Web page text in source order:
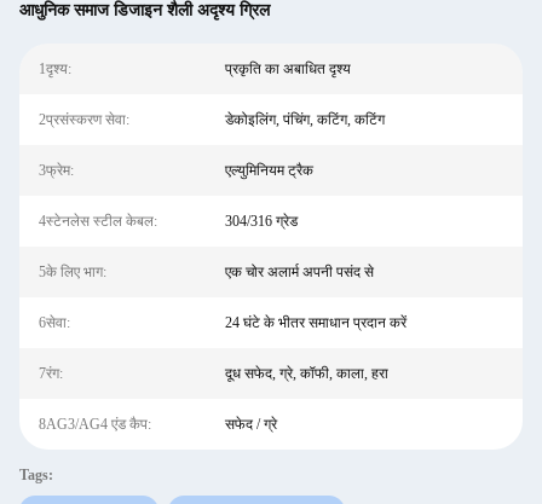
आधुनिक समाज डिजाइन शैली अदृश्य ग्रिल
1दृश्य: प्रकृति का अबाधित दृश्य
2प्रसंस्करण सेवा: डेकोइलिंग, पंचिंग, कटिंग, कटिंग
3फ्रेम: एल्युमिनियम ट्रैक
4स्टेनलेस स्टील केबल: 304/316 ग्रेड
5के लिए भाग: एक चोर अलार्म अपनी पसंद से
6सेवा: 24 घंटे के भीतर समाधान प्रदान करें
7रंग: दूध सफेद, ग्रे, कॉफी, काला, हरा
8AG3/AG4 एंड कैप: सफेद / ग्रे
Tags: